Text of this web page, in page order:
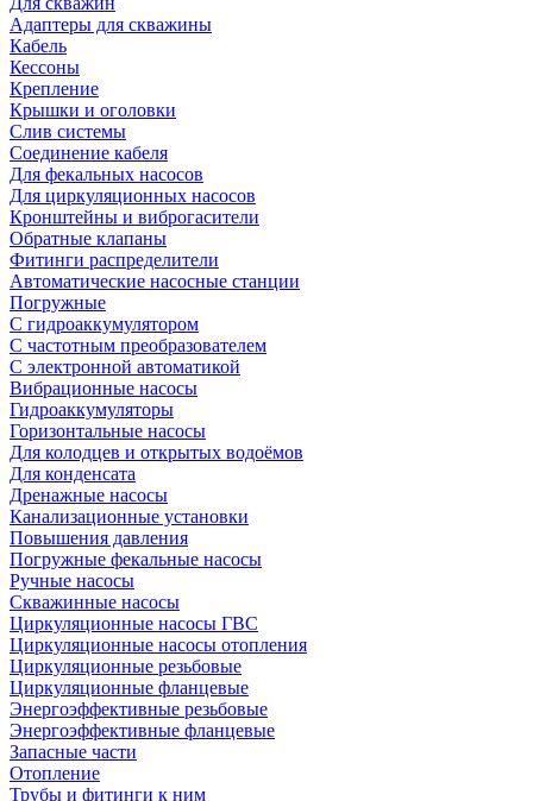
Адаптеры для скважины
Кабель
Кессоны
Крепление
Крышки и оголовки
Слив системы
Соединение кабеля
Для фекальных насосов
Для циркуляционных насосов
Кронштейны и виброгасители
Обратные клапаны
Фитинги распределители
Автоматические насосные станции
Погружные
С гидроаккумулятором
С частотным преобразователем
С электронной автоматикой
Вибрационные насосы
Гидроаккумуляторы
Горизонтальные насосы
Для колодцев и открытых водоёмов
Для конденсата
Дренажные насосы
Канализационные установки
Повышения давления
Погружные фекальные насосы
Ручные насосы
Скважинные насосы
Циркуляционные насосы ГВС
Циркуляционные насосы отопления
Циркуляционные резьбовые
Циркуляционные фланцевые
Энергоэффективные резьбовые
Энергоэффективные фланцевые
Запасные части
Отопление
Трубы и фитинги к ним